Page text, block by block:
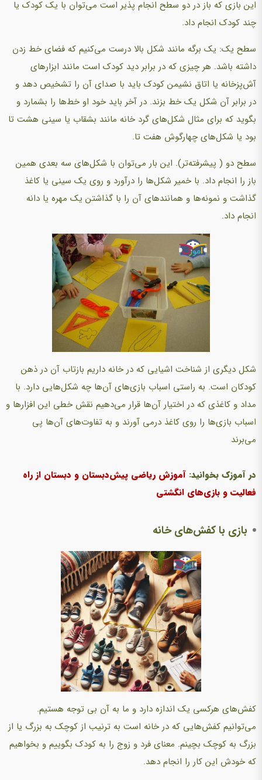
این بازی که باز در دو سطح انجام پذیر است می‌توان با یک کودک یا
چند کودک انجام داد.
سطح یک: یک برگه مانند شکل بالا درست می‌کنیم که فضای خط زدن
داشته باشد. هر چیزی که در برابر دید کودک است مانند ابزارهای
آش‌پزخانه یا اتاق نشیمن کودک باید با صدای آن را تشخیص دهد و
در برابر آن شکل یک خط بزند. در آخر باید خود او خط‌ها را بشمارد و
بگوید که برای مثال شکل‌های گرد خانه مانند بشقاب یا سینی هشت تا
بود یا شکل‌های چهارگوش هفت تا.
سطح دو ( پیشرفته‌تر). این بار می‌توان با شکل‌های سه بعدی همین
باز را انجام داد. با خمیر شکل‌ها را درآورد و روی یک سینی یا کاغذ
گذاشت و نمونه‌ها و همانندهای آن را با گذاشتن یک مهره یا دانه
انجام داد.
شکل دیگری از شناخت اشیایی که در خانه داریم بازتاب آن در ذهن
کودکان است. به راستی اسباب بازی‌های آن‌ها چه شکل‌هایی دارد. با
مداد و کاغذی که در اختیار آن‌ها قرار می‌دهیم نقش خطی این افزارها و
اسباب بازی‌ها را روی کاغذ درمی آورند و به تفاوت‌های آن‌ها پی
می‌برند
در آموزک بخوانید: آموزش ریاضی پیش‌دبستان و دبستان از راه
فعالیت و بازی‌های انگشتی
بازی با کفش‌های خانه
کفش‌های هرکسی یک اندازه دارد و ما به آن بی توجه هستیم.
می‌توانیم کفش‌هایی که در خانه است به ترنیب از کوچک به بزرگ یا از
بزرگ به کوچک بچینم. معنای فرد و زوج را به کودک بگوییم و بخواهیم
که خودش این کار را انجام دهد.